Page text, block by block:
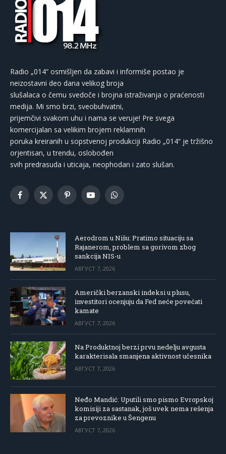
Radio „014“ osmišljen da zabavi i informiše postao je
neizostavni deo dana velikog broja
slušalaca o čemu svedoče i brojna istraživanja o praćenosti
medija. Mi smo brzi, sveobuhvatni,
prijemčivi svakom uhu i nama se veruje! Pre svega
komercijalan sa velikim brojem reklamnih
poruka kreiranih u sopstvenoj produkciji Radio „014“ je tržišno
orjentisan, u trendu, oslobođen
svih predrasuda i uticaja, neophodan i zato slušan.
Facebook
X
PinterestYouTubeWhatsApp
Aerodrom u Nišu: Pratimo situaciju sa
Rajanerom, problem sa gorivom zbog
sankcija NIS-u
АВГУСТ 7, 2026
Američki berzanski indeksi u plusu,
investitori ocenjuju da Fed neće povećati
kamate
АВГУСТ 7, 2026
Na Produktnoj berzi prvu nedelju avgusta
karakterisala smanjena aktivnost učesnika
АВГУСТ 7, 2026
Neđo Mandić: Uputili smo pismo Evropskoj
komisiji za sastanak, još uvek nema rešenja
za prevoznike u Šengenu
АВГУСТ 7, 2026